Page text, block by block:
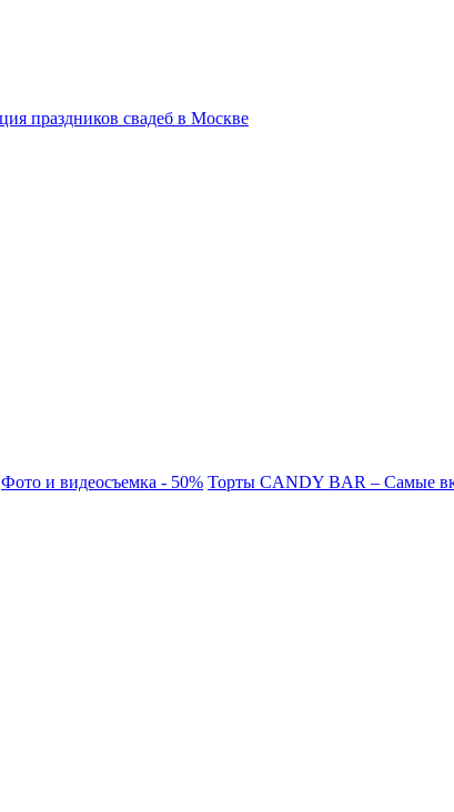
Фото и видеосъемка - 50% Торты CANDY BAR – Самые